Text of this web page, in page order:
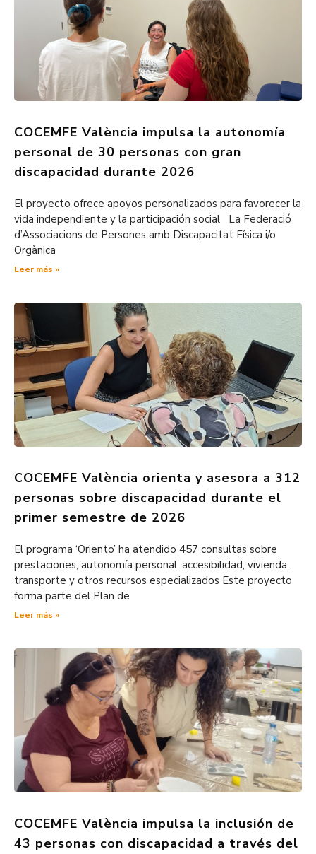
COCEMFE València impulsa la autonomía
personal de 30 personas con gran
discapacidad durante 2026
El proyecto ofrece apoyos personalizados para favorecer la
vida independiente y la participación social La Federació
d’Associacions de Persones amb Discapacitat Física i/o
Orgànica
Leer más »
COCEMFE València orienta y asesora a 312
personas sobre discapacidad durante el
primer semestre de 2026
El programa ‘Oriento’ ha atendido 457 consultas sobre
prestaciones, autonomía personal, accesibilidad, vivienda,
transporte y otros recursos especializados Este proyecto
forma parte del Plan de
Leer más »
COCEMFE València impulsa la inclusión de
43 personas con discapacidad a través del